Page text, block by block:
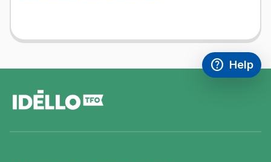
help
Access
Help
,This link